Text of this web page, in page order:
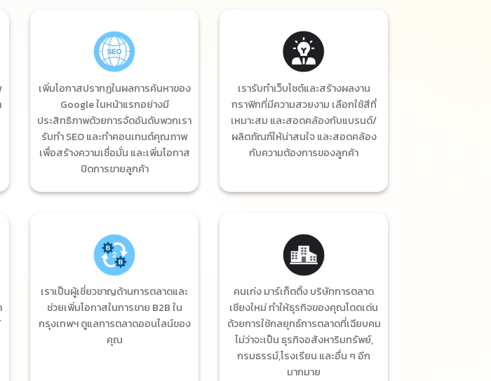
เพิ่มโอกาสปรากฏในผลการค้นหาของ
Google ในหน้าแรกอย่างมี
ประสิทธิภาพด้วยการจัดอันดับพวกเรา
รับทำ SEO และทำคอนเทนต์คุณภาพ
เพื่อสร้างความเชื่อมั่น และเพิ่มโอกาส
ปิดการขายลูกค้า
เรารับทำเว็บไซต์และสร้างผลงาน
กราฟิกที่มีความสวยงาม เลือกใช้สีที่
เหมาะสม และสอดคล้องกับแบรนด์/
ผลิตภัณฑ์ให้น่าสนใจ และสอดคล้อง
กับความต้องการของลูกค้า
เราเป็นผู้เชี่ยวชาญด้านการตลาดและ
ช่วยเพิ่มโอกาสในการขาย B2B ใน
กรุงเทพฯ ดูแลการตลาดออนไลน์ของ
คุณ
คนเก่ง มาร์เก็ตติ้ง บริษัทการตลาด
เชียงใหม่ ทำให้ธุรกิจของคุณโดดเด่น
ด้วยการใช้กลยุทธ์การตลาดที่เฉียบคม
ไม่ว่าจะเป็น ธุรกิจอสังหาริมทรัพย์,
กรมธรรม์,โรงเรียน และอื่น ๆ อีก
มากมาย